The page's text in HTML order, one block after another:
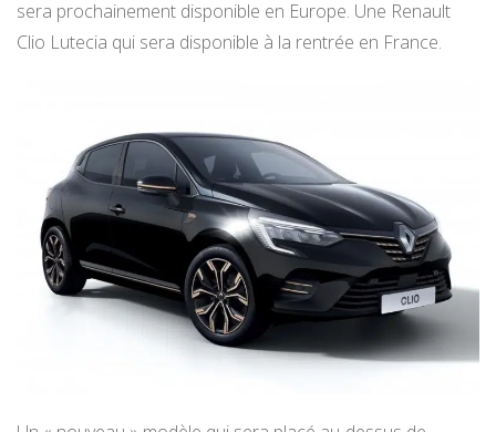
sera prochainement disponible en Europe. Une Renault
Clio Lutecia qui sera disponible à la rentrée en France.